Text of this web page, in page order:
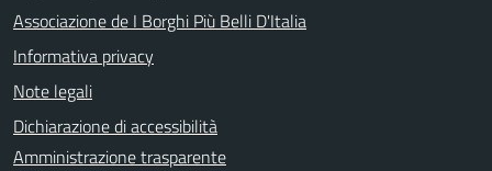
Associazione de I Borghi Più Belli D'Italia
Informativa privacy
Note legali
Dichiarazione di accessibilità
Amministrazione trasparente